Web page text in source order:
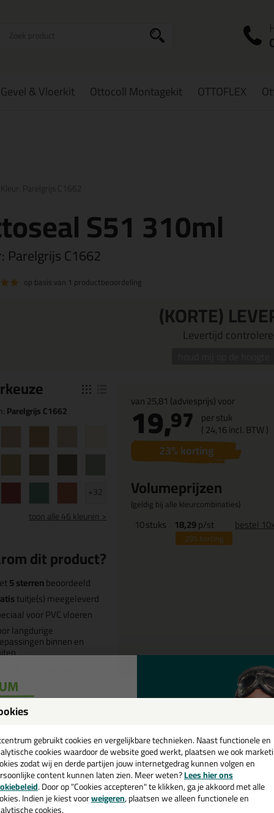
Gevel & Vloerkit Ottocoll Montagekit OTTOFLEX
Kleur: Parelgrijs C1662
S51 310ml
Parelgrijs C1662
op basis van 1 productbeoordeling
(KORTE)
Levertijd
keuze
Parelgrijs C1662
+32
toonalle 46 kleuren >
dit product?
5 sterrenbeoordeeld
tuitje(s) meegeleverd
voor PVC vloeren
langdurige
binnen en
van25,81 (adviesprijs) voor
19,97 per stuk
(24,16incl. BTW )
23% korting
Volumeprijzen
(geldig bij alle kleurcombinaties)
10stuks 18,29p/st
29%korting
bestel
S51 310ml in Parelgrijs
je kit in een specifieke kleur? Gevonden! Deze ottoseal vloerkit
voor verschillende toepassingen. Een duurzame en
kleur zoekt met gegarandeerd een topresultaat. Bestel de
gebruikt cookies en vergelijkbare technieken. Naast functionele en
cookies waardoor de website goed werkt, plaatsen we ook
zodat wij en derde partijen jouw internetgedrag kunnen volgen en
content kunnen laten zien. Meer weten?Lees hier ons
. Door op "Cookies accepteren" te klikken, ga je akkoord met alle
Indien je kiest voorweigeren, plaatsen we alleen functionele en
💚
en ontvang een
€35,-bij je eerste bestelling!